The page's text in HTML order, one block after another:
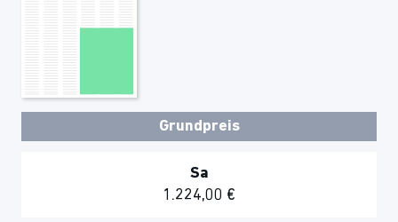
Grundpreis
Sa
1.224,00 €